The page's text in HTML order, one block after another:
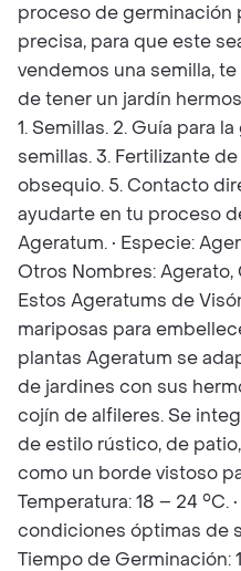
proceso de germinación
precisa, para que este
vendemos una semilla,
de tener un jardín
1. Semillas. 2. Guía para
semillas. 3. Fertilizante
obsequio. 5. Contacto
ayudarte en tu proceso
Ageratum. • Especie:
Otros Nombres: Agerato,
Estos Ageratums de
mariposas para
plantas Ageratum se
de jardines con sus
cojín de alfileres. Se
de estilo rústico, de
como un borde vistoso
Temperatura: 18 – 24 °C.
condiciones óptimas de
Tiempo de Germinación: